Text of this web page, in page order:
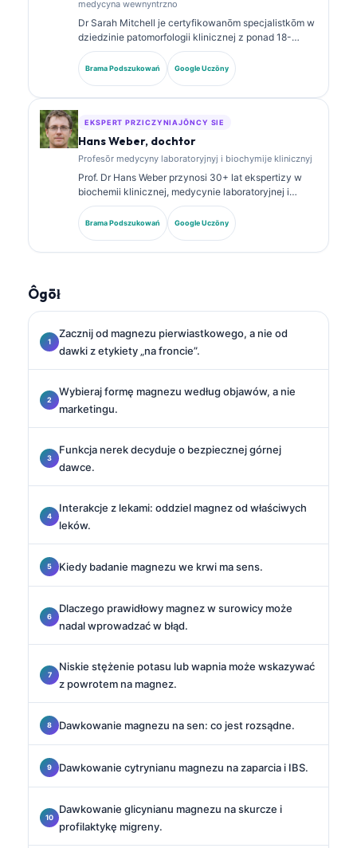
medycyna wewnyntrzno
Dr Sarah Mitchell je certyfikowanōm specjalistkōm w
dziedzinie patomorfologii klinicznej z ponad 18-
letnim staŜōm w medycynie laboratoryjnej i analizie
diagnostycznej. Ma specjalistyczne certyfikaty z
chemii klinicznej i publikowała szeroko na temat
Brama Podszukowań Google Uczōny
EKSPERT PRZICZYNIAJŌNCY SIE
Hans Weber, dochtor
Profesōr medycyny laboratoryjnyj i biochymije klinicznyj
Prof. Dr Hans Weber przynosi 30+ lat ekspertizy w
biochemii klinicznej, medycynie laboratoryjnej i
badaniach nad biomarkerami. Były Prezes
Niemieckiego Towarzystwa Chemii Klinicznej,
specjalizuje się w analizie paneli diagnostycznych,
Brama Podszukowań Google Uczōny
Ôgōł
Zacznij od magnezu pierwiastkowego, a nie od
dawki z etykiety „na froncie”.
Wybieraj formę magnezu według objawów, a nie
marketingu.
Funkcja nerek decyduje o bezpiecznej górnej
dawce.
Interakcje z lekami: oddziel magnez od właściwych
leków.
Kiedy badanie magnezu we krwi ma sens.
Dlaczego prawidłowy magnez w surowicy może
nadal wprowadzać w błąd.
Niskie stężenie potasu lub wapnia może wskazywać
z powrotem na magnez.
Dawkowanie magnezu na sen: co jest rozsądne.
Dawkowanie cytrynianu magnezu na zaparcia i IBS.
Dawkowanie glicynianu magnezu na skurcze i
profilaktykę migreny.